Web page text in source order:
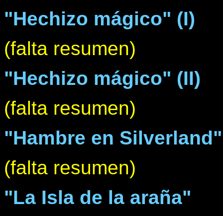
"Hechizo mágico" (I)
(falta resumen)
"Hechizo mágico" (II)
(falta resumen)
"Hambre en Silverland"
(falta resumen)
"La Isla de la araña"